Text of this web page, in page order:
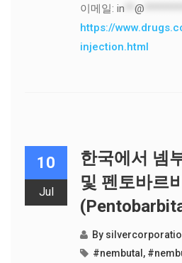
이메일: in @
https://
injection.html
10
Jul
한국에서 넴
및 펜토바르
By
#nembutal,